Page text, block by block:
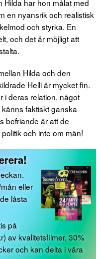
Hilda har hon målat med
en nyansrik och realistisk
och styrka. En
och det är möjligt att
Hilda och den
Helli är mycket fin.
i deras relation, något
faktiskt ganska
befriande är att de
och inte om män!
eller
låsta
på
av kvalitetsfilmer, 30%
och kan delta i våra